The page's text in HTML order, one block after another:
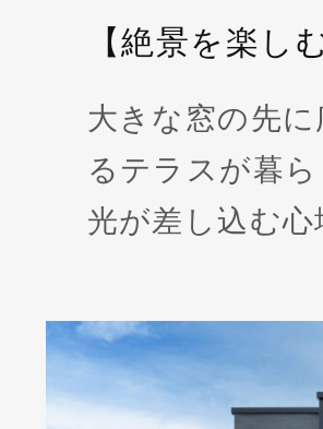
【絶景を楽し
大きな窓の先
るテラスが暮
光が差し込む